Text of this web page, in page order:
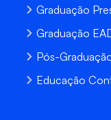
Graduação
Graduação
Pós-
Educação